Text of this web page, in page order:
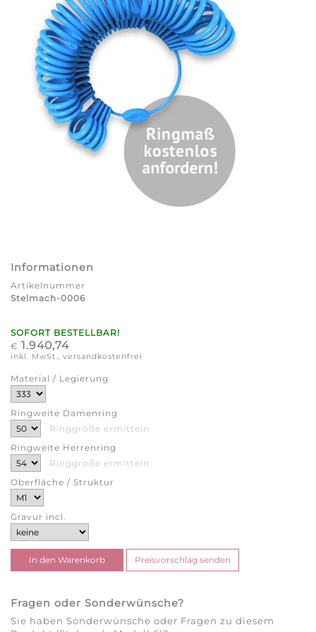
Informationen
Artikelnummer
Stelmach-0006
SOFORT BESTELLBAR!
€ 1.940,74
inkl. MwSt., versandkostenfrei
Material / Legierung
Ringweite Damenring
Ringgröße ermitteln
Ringweite Herrenring
Ringgröße ermitteln
Oberfläche / Struktur
Gravur incl.
Fragen oder Sonderwünsche?
Sie haben Sonderwünsche oder Fragen zu diesem